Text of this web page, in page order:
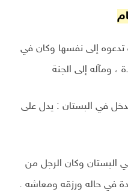
تدعوه إلى نفسها وكان في
ومآله إلى الجنة
في البستان : يدل على
البستان وكان الرجل من
في حاله ورزقه ومعاشه .